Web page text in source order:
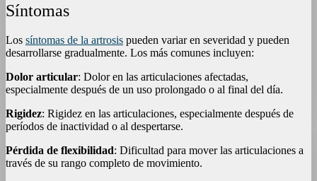
Síntomas
Los síntomas de la artrosis pueden variar en severidad y pueden
desarrollarse gradualmente. Los más comunes incluyen:
Dolor articular: Dolor en las articulaciones afectadas,
especialmente después de un uso prolongado o al final del día.
Rigidez: Rigidez en las articulaciones, especialmente después de
períodos de inactividad o al despertarse.
Pérdida de flexibilidad: Dificultad para mover las articulaciones a
través de su rango completo de movimiento.